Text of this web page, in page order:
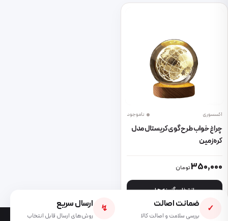
اکسسوری ناموجود
چراغ خواب طرح گوی کریستال مدل
کره زمین
350,000تومان
انتخاب گزینه ها
این محصول دارای انواع مختلفی می باشد. گزینه ها ممکن است در
✓ ضمانت اصالت
بررسی سلامت و اصالت کالا
↯ ارسال سریع
روش‌های ارسال قابل انتخاب